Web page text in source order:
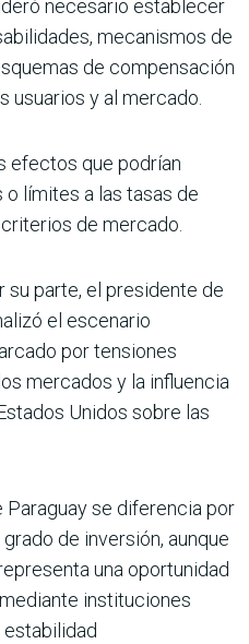
necesario establecer
mecanismos de
de compensación
usuarios y al mercado.
efectos que podrían
límites a las tasas de
de mercado.
su parte, el presidente de
el escenario
por tensiones
mercados y la influencia
Unidos sobre las
Paraguay se diferencia por
de inversión, aunque
una oportunidad
instituciones